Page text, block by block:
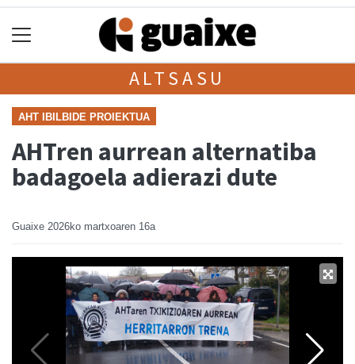
ALTSASU
AHT IBILBIDE PROIEKTUA
AHTren aurrean alternatiba
badagoela adierazi dute
Guaixe 2026ko martxoaren 16a